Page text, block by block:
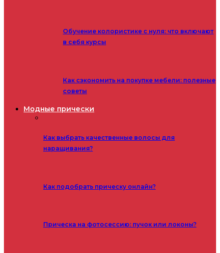
Обучение колористике с нуля: что включают
в себя курсы
Как сэкономить на покупке мебели: полезные
советы
Модные прически
Как выбрать качественные волосы для
наращивания?
Как подобрать прическу онлайн?
Прическа на фотосессию: пучок или локоны?